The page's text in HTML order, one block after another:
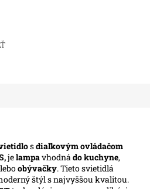
sdiaľkovým ovládačom
jelampavhodnádo kuchyne,
obývačky.Tieto svietidlá
štýl s najvyššou kvalitou.